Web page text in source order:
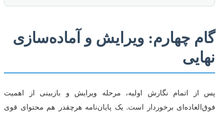
گام چهارم: ویرایش و آماده‌سازی
نهایی
پس از اتمام نگارش اولیه، مرحله ویرایش و بازبینی از اهمیت
فوق‌العاده‌ای برخوردار است. یک پایان‌نامه هرچقدر هم محتوای قوی